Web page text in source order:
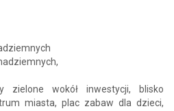
zielone wokół inwestycji, blisko
miasta, plac zabaw dla dzieci,